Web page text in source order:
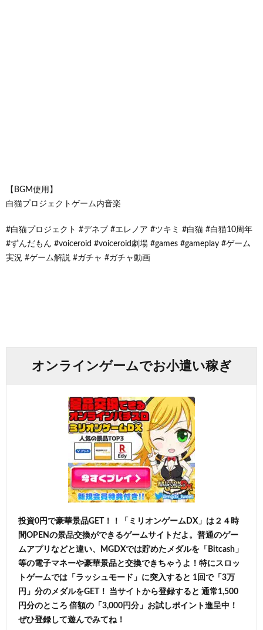
【BGM使用】
白猫プロジェクトゲーム内音楽
#白猫プロジェクト #デネブ #エレノア #ツキミ #白猫 #白猫10周年
#ずんだもん #voiceroid #voiceroid劇場 #games #gameplay #ゲーム
実況 #ゲーム解説 #ガチャ #ガチャ動画
オンラインゲームでお小遣い稼ぎ
投資0円で豪華景品GET！！「ミリオンゲームDX」は２４時
間OPENの景品交換ができるゲームサイトだよ。普通のゲー
ムアプリなどと違い、MGDXでは貯めたメダルを「Bitcash」
等の電子マネーや豪華景品と交換できちゃうよ！特にスロッ
トゲームでは「ラッシュモード」に突入すると 1回で「3万
円」分のメダルをGET！ 当サイトから登録すると 通常1,500
円分のところ 倍額の「3,000円分」お試しポイント進呈中！
ぜひ登録して遊んでみてね！